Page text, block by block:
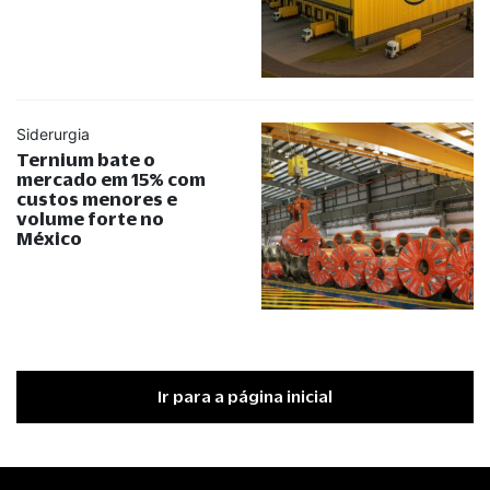
Siderurgia
Ternium bate o
mercado em 15% com
custos menores e
volume forte no
México
Ir para a página inicial